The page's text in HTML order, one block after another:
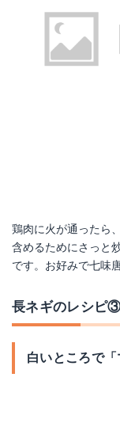
鶏肉に火が通ったら
含めるためにさっと
です。お好みで七味
長ネギのレシピ
白いところで「